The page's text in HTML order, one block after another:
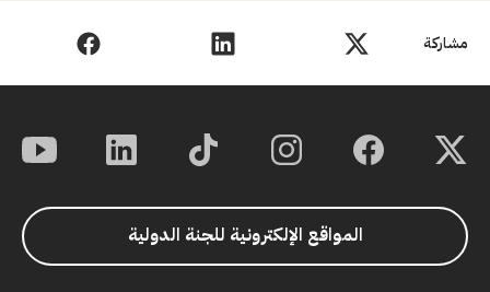
مشاركة
المواقع الإلكترونية للجنة الدولية